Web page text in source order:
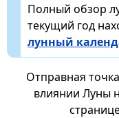
Полный обзор
текущий год
лунный
Отправная
влиянии Луны